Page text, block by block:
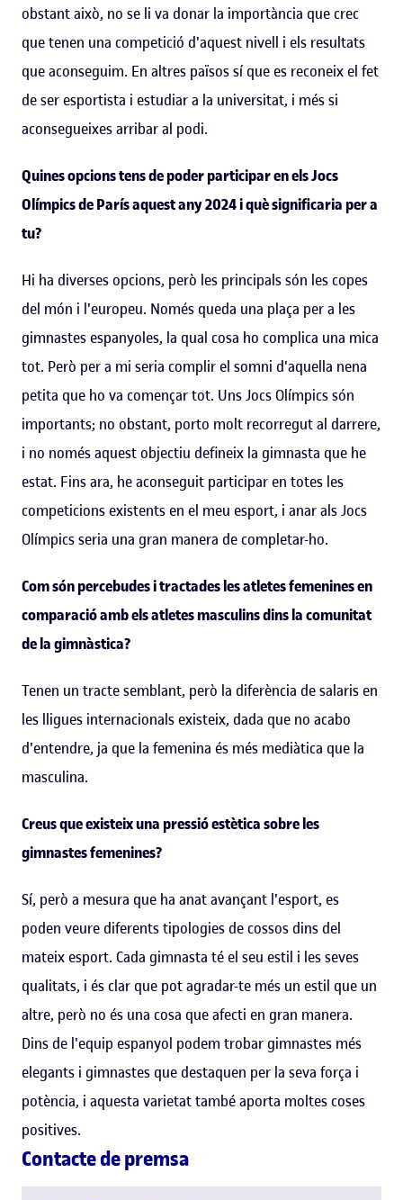
obstant això, no se li va donar la importància que crec
que tenen una competició d'aquest nivell i els resultats
que aconseguim. En altres països sí que es reconeix el fet
de ser esportista i estudiar a la universitat, i més si
aconsegueixes arribar al podi.
Quines opcions tens de poder participar en els Jocs
Olímpics de París aquest any 2024 i què significaria per a
tu?
Hi ha diverses opcions, però les principals són les copes
del món i l'europeu. Només queda una plaça per a les
gimnastes espanyoles, la qual cosa ho complica una mica
tot. Però per a mi seria complir el somni d'aquella nena
petita que ho va començar tot. Uns Jocs Olímpics són
importants; no obstant, porto molt recorregut al darrere,
i no només aquest objectiu defineix la gimnasta que he
estat. Fins ara, he aconseguit participar en totes les
competicions existents en el meu esport, i anar als Jocs
Olímpics seria una gran manera de completar-ho.
Com són percebudes i tractades les atletes femenines en
comparació amb els atletes masculins dins la comunitat
de la gimnàstica?
Tenen un tracte semblant, però la diferència de salaris en
les lligues internacionals existeix, dada que no acabo
d'entendre, ja que la femenina és més mediàtica que la
masculina.
Creus que existeix una pressió estètica sobre les
gimnastes femenines?
Sí, però a mesura que ha anat avançant l'esport, es
poden veure diferents tipologies de cossos dins del
mateix esport. Cada gimnasta té el seu estil i les seves
qualitats, i és clar que pot agradar-te més un estil que un
altre, però no és una cosa que afecti en gran manera.
Dins de l'equip espanyol podem trobar gimnastes més
elegants i gimnastes que destaquen per la seva força i
potència, i aquesta varietat també aporta moltes coses
positives.
Contacte de premsa